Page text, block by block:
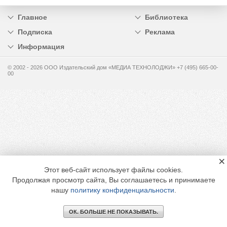
Главное
Библиотека
Подписка
Реклама
Информация
© 2002 - 2026 OOO Издательский дом «МЕДИА ТЕХНОЛОДЖИ» +7 (495) 665-00-
00
Этот веб-сайт использует файлы cookies.
Продолжая просмотр сайта, Вы соглашаетесь и принимаете
нашу политику конфиденциальности
ОК. БОЛЬШЕ НЕ ПОКАЗЫВАТЬ.
×